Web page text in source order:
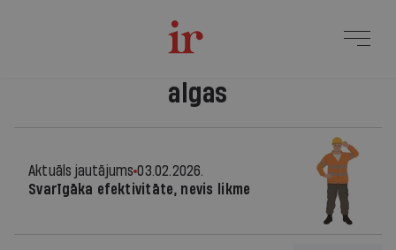
algas
Aktuāls jautājums 03.02.2026.
Svarīgāka efektivitāte, nevis likme